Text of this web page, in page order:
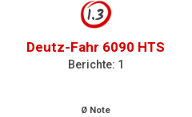
1.3
Deutz-Fahr 6090 HTS
Berichte: 1
Ø Note